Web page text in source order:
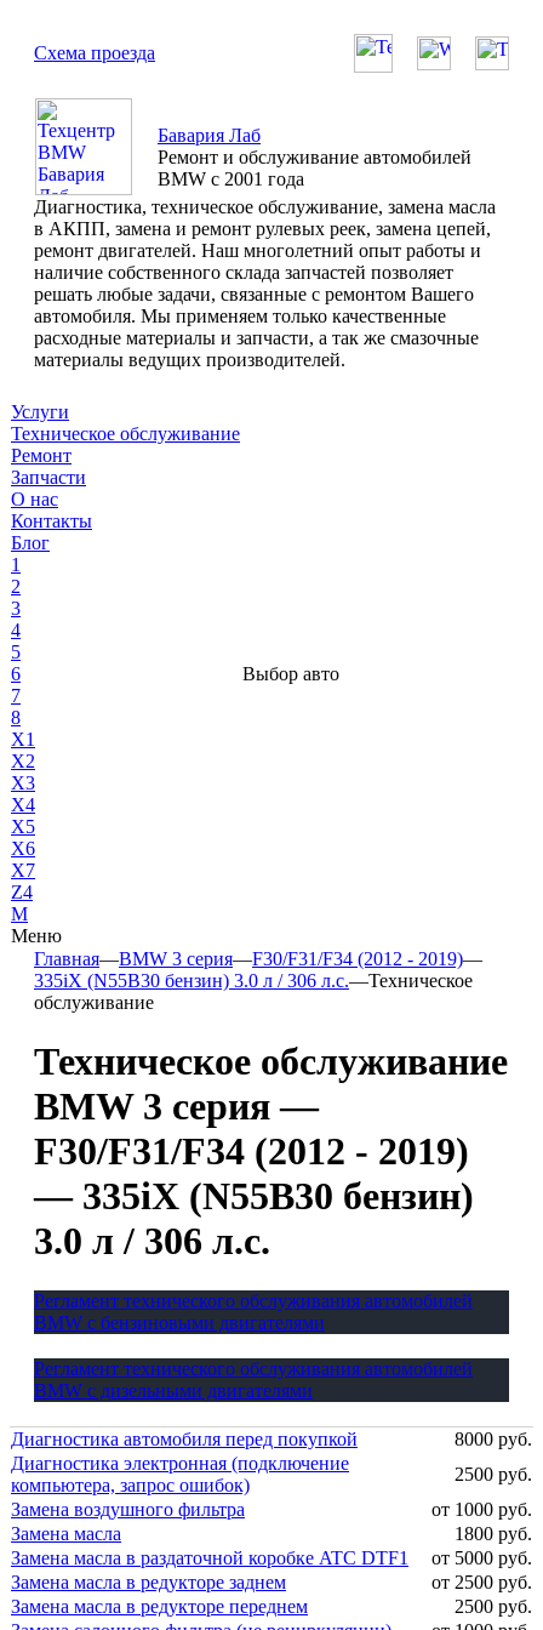
Схема проезда
Бавария Лаб
Ремонт и обслуживание автомобилей
BMW с 2001 года
Диагностика, техническое обслуживание, замена масла
в АКПП, замена и ремонт рулевых реек, замена цепей,
ремонт двигателей. Наш многолетний опыт работы и
наличие собственного склада запчастей позволяет
решать любые задачи, связанные с ремонтом Вашего
автомобиля. Мы применяем только качественные
расходные материалы и запчасти, а так же смазочные
материалы ведущих производителей.
Услуги
Техническое обслуживание
Ремонт
Запчасти
О нас
Контакты
Блог
1
2
3
4
5
6
7
8
X1
X2
X3
X4
X5
X6
X7
Z4
М
Меню
Выбор авто
Главная—BMW 3 серия—F30/F31/F34 (2012 - 2019)—
335iX (N55B30 бензин) 3.0 л / 306 л.с.—Техническое
обслуживание
Техническое обслуживание
BMW 3 серия —
F30/F31/F34 (2012 - 2019)
— 335iX (N55B30 бензин)
3.0 л / 306 л.с.
Регламент технического обслуживания автомобилей
BMW с бензиновыми двигателями
Регламент технического обслуживания автомобилей
BMW с дизельными двигателями
Диагностика автомобиля перед покупкой
8000 руб.
Диагностика электронная (подключение
компьютера, запрос ошибок)
2500 руб.
Замена воздушного фильтра
от 1000 руб.
Замена масла
1800 руб.
Замена масла в раздаточной коробке ATC DTF1
от 5000 руб.
Замена масла в редукторе заднем
от 2500 руб.
Замена масла в редукторе переднем
2500 руб.